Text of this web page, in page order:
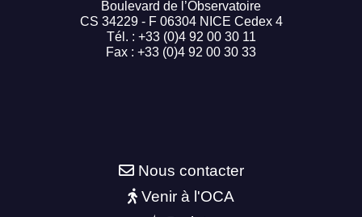
Boulevard de l’Observatoire
CS 34229 - F 06304 NICE Cedex 4
Tél. : +33 (0)4 92 00 30 11
Fax : +33 (0)4 92 00 30 33
Nous contacter
Venir à l'OCA